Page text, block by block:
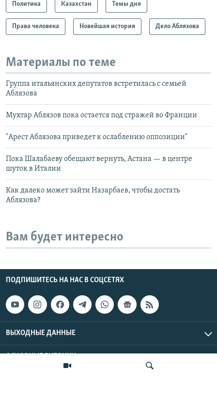
Политика Казахстан Темы дня
Права человека Новейшая история Дело Аблязова
Материалы по теме
Группа итальянских депутатов встретилась с семьей
Аблязова
Мухтар Аблязов пока остается под стражей во Франции
"Арест Аблязова приведет к ослаблению оппозиции"
Пока Шалабаеву обещают вернуть, Астана — в центре
шуток в Италии
Как далеко может зайти Назарбаев, чтобы достать
Аблязова?
Вам будет интересно
ПОДПИШИТЕСЬ НА НАС В СОЦСЕТЯХ
ВЫХОДНЫЕ ДАННЫЕ